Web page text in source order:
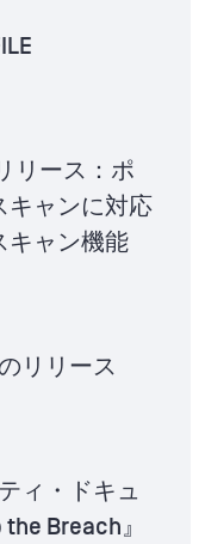
リース：ポ
キャンに対応
キャン機能
リリース
ィ・ドキュ
Breach』